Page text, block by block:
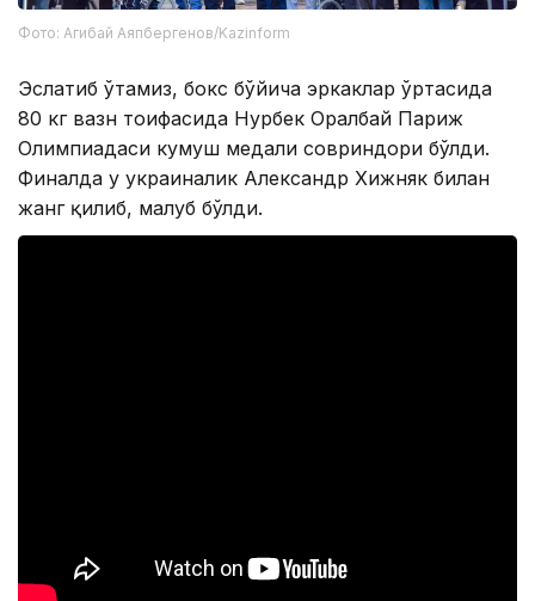
Фото: Агибай Аяпбергенов/Kazinform
Эслатиб ўтамиз, бокс бўйича эркаклар ўртасида
80 кг вазн тоифасида Нурбек Оралбай Париж
Олимпиадаси кумуш медали совриндори бўлди.
Финалда у украиналик Александр Хижняк билан
жанг қилиб, мағлуб бўлди.